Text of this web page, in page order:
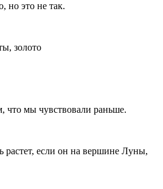
но это не так.
золото
мы чувствовали раньше.
растет, если он на вершине Луны,